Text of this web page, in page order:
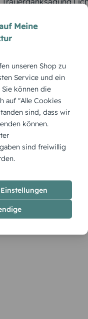
Fantasie in den
begeistert
Meine
unseren Shop zu
Service und ein
können die
auf "Alle Cookies
sind, dass wir
können.
sind freiwillig
Einstellungen